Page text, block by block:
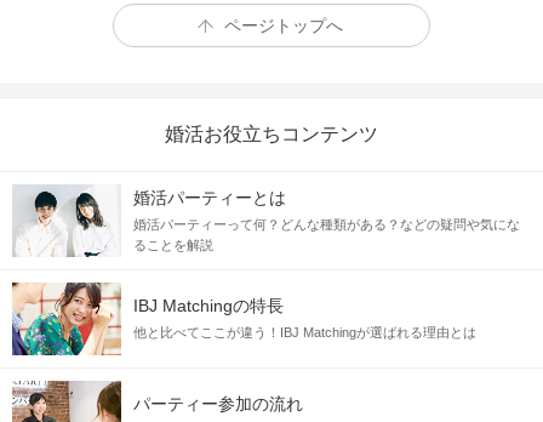
⑴ 経済的にも精神的にも自立している
⑵パートナーを不安にさせない
ページトップへ
婚活お役立ちコンテンツ
婚活パーティーとは
婚活パーティーって何？どんな種類がある？などの疑問や気にな
ることを解説
IBJ Matchingの特長
他と比べてここが違う！IBJ Matchingが選ばれる理由とは
パーティー参加の流れ